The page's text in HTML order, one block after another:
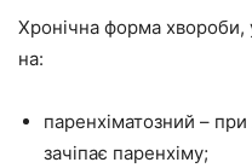
Хронічна форма хвороби,
на:
паренхіматозний –
зачіпає паренхіму;